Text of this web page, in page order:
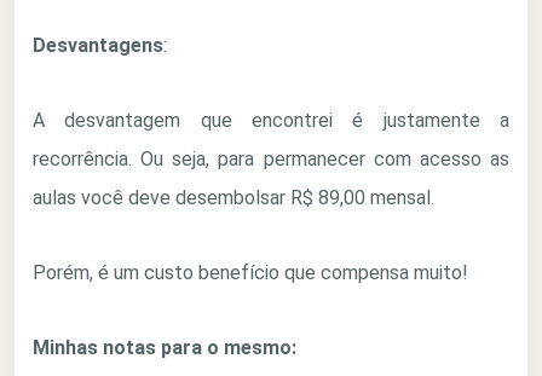
Desvantagens:
A desvantagem que encontrei é justamente a
recorrência. Ou seja, para permanecer com acesso as
aulas você deve desembolsar R$ 89,00 mensal.
Porém, é um custo benefício que compensa muito!
Minhas notas para o mesmo: